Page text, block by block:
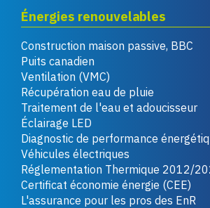
Énergies renouvelables
Construction maison passive, BBC
Puits canadien
Ventilation (VMC)
Récupération eau de pluie
Traitement de l'eau et adoucisseur
Éclairage LED
Diagnostic de performance
Véhicules électriques
Réglementation Thermique 2012/
Certificat économie énergie (CEE)
L'assurance pour les pros des EnR